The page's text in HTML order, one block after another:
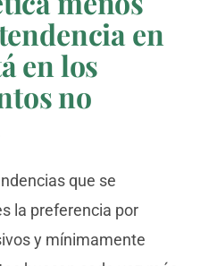
en
en los
no
que se
la preferencia por
y mínimamente